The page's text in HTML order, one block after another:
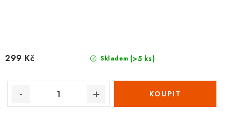
Skladem (>5 ks)
299 Kč